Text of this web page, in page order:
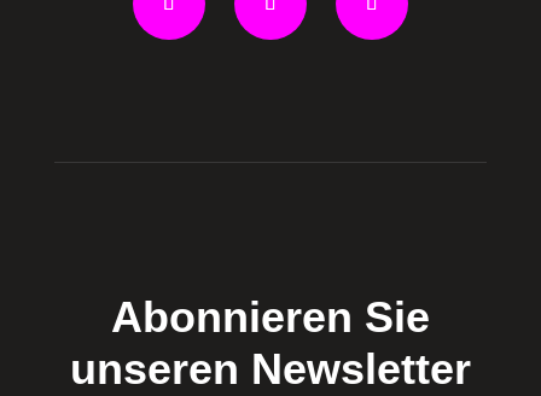
Abonnieren Sie
unseren Newsletter